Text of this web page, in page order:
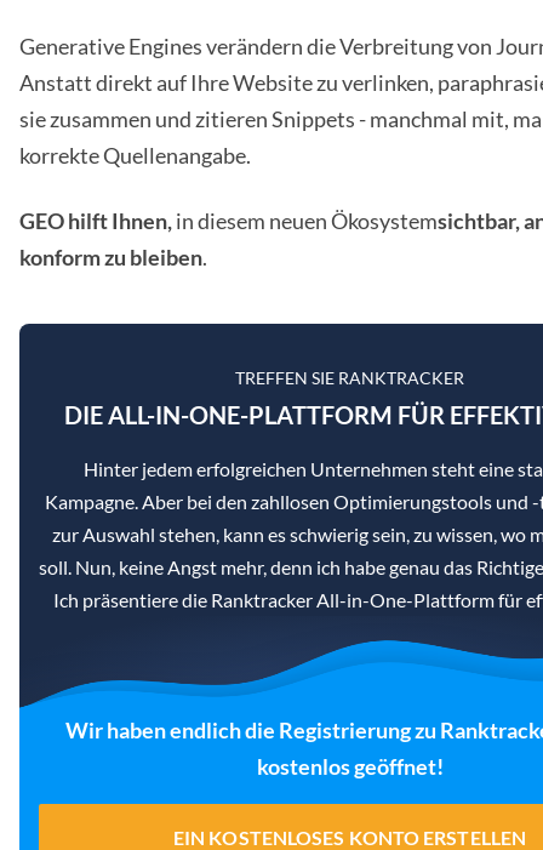
Generative Engines verändern die Verbreitung von
Anstatt direkt auf Ihre Website zu verlinken,
sie zusammen und zitieren Snippets - manchmal mit,
korrekte Quellenangabe.
GEO hilft Ihnen,in diesem neuen Ökosystemsichtbar,
konform zu bleiben.
TREFFEN SIE RANKTRACKER
DIE ALL-IN-ONE-PLATTFORM FÜR
Hinter jedem erfolgreichen Unternehmen steht eine
Kampagne. Aber bei den zahllosen Optimierungstools und
zur Auswahl stehen, kann es schwierig sein, zu wissen, wo
soll. Nun, keine Angst mehr, denn ich habe genau das
Ich präsentiere die Ranktracker All-in-One-Plattform für
Wir haben endlich die Registrierung zu
kostenlos geöffnet!
EIN KOSTENLOSES KONTO ERSTELLEN